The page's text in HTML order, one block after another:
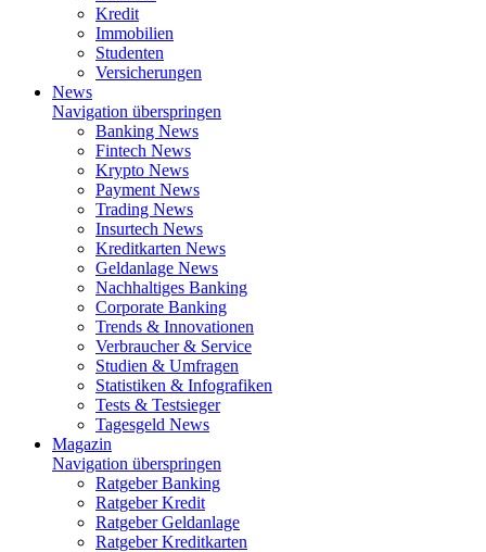
Kredit
Immobilien
Studenten
Versicherungen
News
Navigation überspringen
Banking News
Fintech News
Krypto News
Payment News
Trading News
Insurtech News
Kreditkarten News
Geldanlage News
Nachhaltiges Banking
Corporate Banking
Trends & Innovationen
Verbraucher & Service
Studien & Umfragen
Statistiken & Infografiken
Tests & Testsieger
Tagesgeld News
Magazin
Navigation überspringen
Ratgeber Banking
Ratgeber Kredit
Ratgeber Geldanlage
Ratgeber Kreditkarten